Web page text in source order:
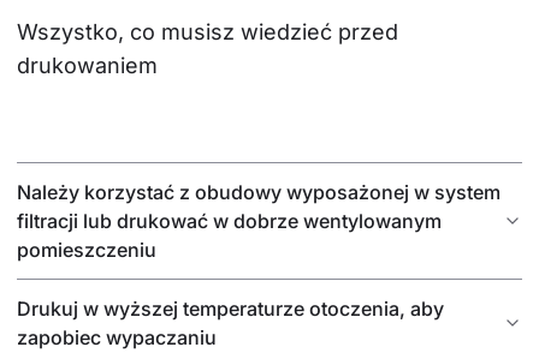
Wszystko, co musisz wiedzieć przed
drukowaniem
Należy korzystać z obudowy wyposażonej w system
filtracji lub drukować w dobrze wentylowanym
pomieszczeniu
Drukuj w wyższej temperaturze otoczenia, aby
zapobiec wypaczaniu